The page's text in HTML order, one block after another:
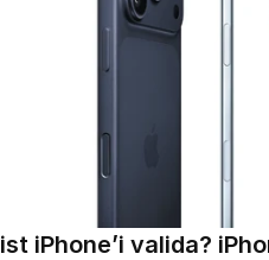
iPhone’i valida?